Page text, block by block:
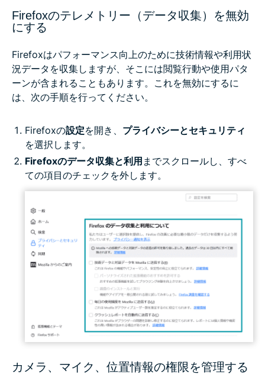
Firefoxのテレメトリー（データ収集）を無効
にする
Firefoxはパフォーマンス向上のために技術情報や利用状
況データを収集しますが、そこには閲覧行動や使用パタ
ーンが含まれることもあります。これを無効にするに
は、次の手順を行ってください。
Firefoxの設定を開き、 プライバシーとセキュリティ
を選択します。
Firefoxのデータ収集と利用 までスクロールし、すべ
ての項目のチェックを外します。
カメラ、マイク、位置情報の権限を管理する